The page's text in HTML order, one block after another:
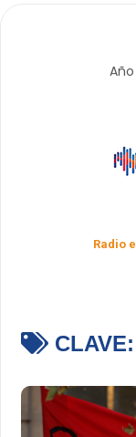
Año
Radio
CLAVE: